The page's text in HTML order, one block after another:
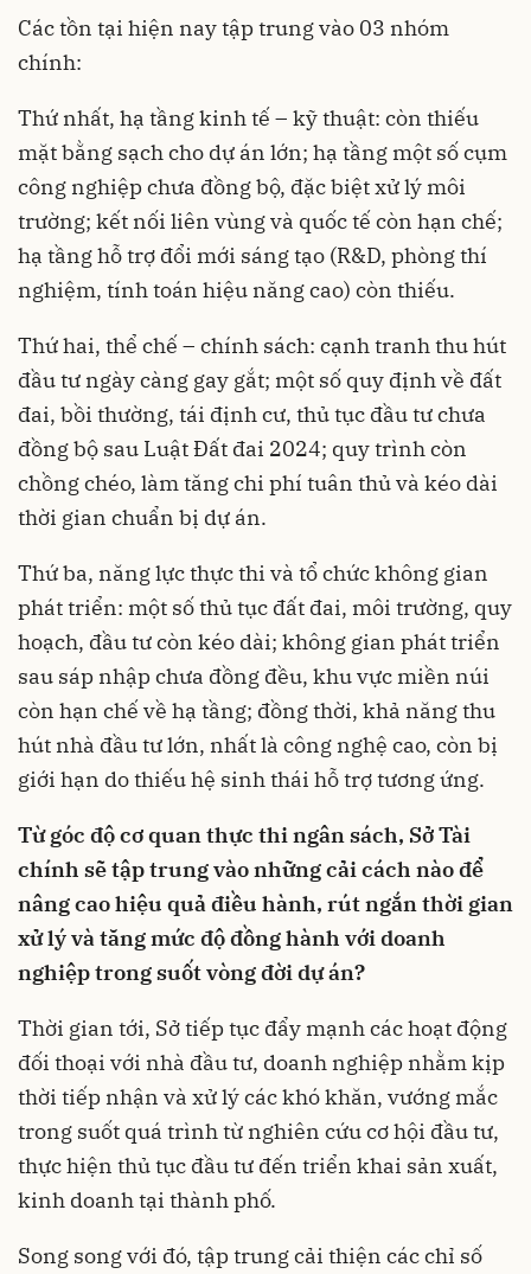
Các tồn tại hiện nay tập trung vào 03 nhóm
chính:
Thứ nhất, hạ tầng kinh tế – kỹ thuật: còn thiếu
mặt bằng sạch cho dự án lớn; hạ tầng một số cụm
công nghiệp chưa đồng bộ, đặc biệt xử lý môi
trường; kết nối liên vùng và quốc tế còn hạn chế;
hạ tầng hỗ trợ đổi mới sáng tạo (R&D, phòng thí
nghiệm, tính toán hiệu năng cao) còn thiếu.
Thứ hai, thể chế – chính sách: cạnh tranh thu hút
đầu tư ngày càng gay gắt; một số quy định về đất
đai, bồi thường, tái định cư, thủ tục đầu tư chưa
đồng bộ sau Luật Đất đai 2024; quy trình còn
chồng chéo, làm tăng chi phí tuân thủ và kéo dài
thời gian chuẩn bị dự án.
Thứ ba, năng lực thực thi và tổ chức không gian
phát triển: một số thủ tục đất đai, môi trường, quy
hoạch, đầu tư còn kéo dài; không gian phát triển
sau sáp nhập chưa đồng đều, khu vực miền núi
còn hạn chế về hạ tầng; đồng thời, khả năng thu
hút nhà đầu tư lớn, nhất là công nghệ cao, còn bị
giới hạn do thiếu hệ sinh thái hỗ trợ tương ứng.
Từ góc độ cơ quan thực thi ngân sách, Sở Tài
chính sẽ tập trung vào những cải cách nào để
nâng cao hiệu quả điều hành, rút ngắn thời gian
xử lý và tăng mức độ đồng hành với doanh
nghiệp trong suốt vòng đời dự án?
Thời gian tới, Sở tiếp tục đẩy mạnh các hoạt động
đối thoại với nhà đầu tư, doanh nghiệp nhằm kịp
thời tiếp nhận và xử lý các khó khăn, vướng mắc
trong suốt quá trình từ nghiên cứu cơ hội đầu tư,
thực hiện thủ tục đầu tư đến triển khai sản xuất,
kinh doanh tại thành phố.
Song song với đó, tập trung cải thiện các chỉ số